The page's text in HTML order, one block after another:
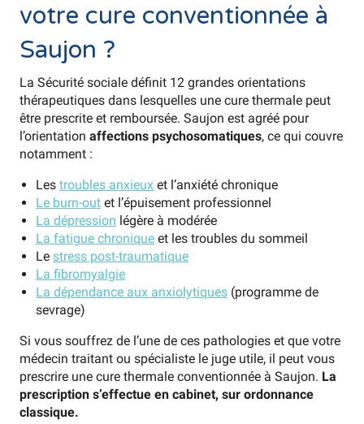
votre cure conventionnée à
Saujon ?
La Sécurité sociale définit 12 grandes orientations
thérapeutiques dans lesquelles une cure thermale peut
être prescrite et remboursée. Saujon est agréé pour
l’orientation affections psychosomatiques, ce qui couvre
notamment :
Les troubles anxieux et l’anxiété chronique
Le burn-out et l’épuisement professionnel
La dépression légère à modérée
La fatigue chronique et les troubles du sommeil
Le stress post-traumatique
La fibromyalgie
La dépendance aux anxiolytiques (programme de
sevrage)
Si vous souffrez de l’une de ces pathologies et que votre
médecin traitant ou spécialiste le juge utile, il peut vous
prescrire une cure thermale conventionnée à Saujon. La
prescription s’effectue en cabinet, sur ordonnance
classique.